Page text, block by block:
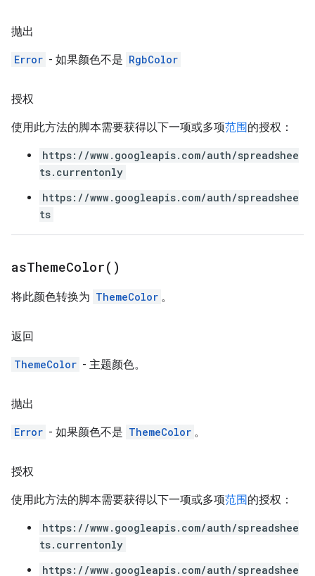
抛出
Error - 如果颜色不是 RgbColor
授权
使用此方法的脚本需要获得以下一项或多项范围的授权：
https://www.googleapis.com/auth/spreadshee
ts.currentonly
https://www.googleapis.com/auth/spreadshee
ts
asThemeColor( )
将此颜色转换为 ThemeColor 。
返回
ThemeColor - 主题颜色。
抛出
Error - 如果颜色不是 ThemeColor 。
授权
使用此方法的脚本需要获得以下一项或多项范围的授权：
https://www.googleapis.com/auth/spreadshee
ts.currentonly
https://www.googleapis.com/auth/spreadshee